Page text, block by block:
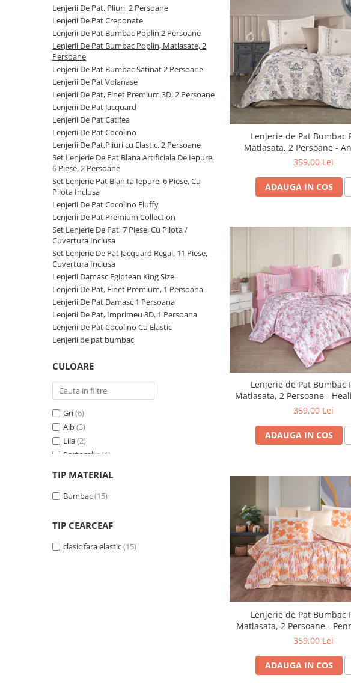
Cearceaf cu elastic
Cearceaf normal
Lenjerii De Pat Creponate
Lenjerii De Pat Bumbac Poplin 2
Lenjerii De Pat Bumbac Poplin,
Matlasate, 2 Persoane
Lenjerii De Pat Bumbac Satinat 2
Lenjerii De Pat Volanase
Lenjerii De Pat, Finet Premium 3D,
2 Persoane
Lenjerii De Pat Jacquard
Lenjerii De Pat Catifea
Lenjerii De Pat Cocolino
Set Lenjerie De Pat Blana
Artificiala De Iepure, 6 Piese, 2
Set Lenjerie Pat Blanita Iepure, 6
Piese, Cu Pilota Inclusa
Lenjerii De Pat Premium Collection
Set Lenjerie De Pat, 7 Piese, Cu
Pilota / Cuvertura Inclusa
Set Lenjerie De Pat Jacquard Regal,
Lenjerii Damasc Egiptean King Size
Lenjerii De Pat, Finet Premium, 1
Lenjerii De Pat Damasc 1 Persoana
Lenjerii De Pat, Pliuri, 2 Persoane
Lenjerii De Pat Creponate
Lenjerii De Pat Bumbac Poplin 2 Persoane
Lenjerii De Pat Bumbac Poplin, Matlasate, 2
Persoane
Lenjerii De Pat Bumbac Satinat 2 Persoane
Lenjerii De Pat Volanase
Lenjerii De Pat, Finet Premium 3D, 2 Persoane
Lenjerii De Pat Jacquard
Lenjerii De Pat Catifea
Lenjerii De Pat Cocolino
Lenjerii De Pat,Pliuri cu Elastic, 2 Persoane
Set Lenjerie De Pat Blana Artificiala De Iepure,
6 Piese, 2 Persoane
Set Lenjerie Pat Blanita Iepure, 6 Piese, Cu
Pilota Inclusa
Lenjerii De Pat Cocolino Fluffy
Lenjerii De Pat Premium Collection
Set Lenjerie De Pat, 7 Piese, Cu Pilota /
Cuvertura Inclusa
Set Lenjerie De Pat Jacquard Regal, 11 Piese,
Cuvertura Inclusa
Lenjerii Damasc Egiptean King Size
Lenjerii De Pat, Finet Premium, 1 Persoana
Lenjerii De Pat Damasc 1 Persoana
Lenjerii De Pat, Imprimeu 3D, 1 Persoana
Lenjerii De Pat Cocolino Cu Elastic
Lenjerii de pat bumbac
CULOARE
Gri(6)
Alb(3)
Lila(2)
Portocaliu (1)
Albastru(1)
Bej(1)
Turcoaz (1)
TIP MATERIAL
Bumbac(15)
TIP CEARCEAF
clasic fara elastic(15)
Lenjerie de Pat Bumbac
Matlasata, 2
359,00 Lei
ADAUGA IN COS
Lenjerie de Pat Bumbac
Matlasata, 2 Persoane - Healing Stones
Yakut
359,00 Lei
ADAUGA IN COS
Lenjerie de Pat Bumbac
Matlasata, 2 Persoane -
359,00 Lei
ADAUGA IN COS